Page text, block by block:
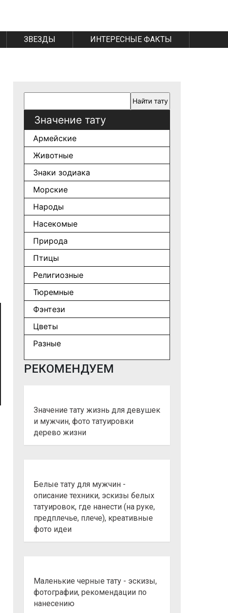
ЗВЕЗДЫ ИНТЕРЕСНЫЕ ФАКТЫ
Значение тату
Армейские
Животные
Знаки зодиака
Морские
Народы
Насекомые
Природа
Птицы
Религиозные
Тюремные
Фэнтези
Цветы
Разные
РЕКОМЕНДУЕМ
Значение тату жизнь для девушек
и мужчин, фото татуировки
дерево жизни
Белые тату для мужчин -
описание техники, эскизы белых
татуировок, где нанести (на руке,
предплечье, плече), креативные
фото идеи
Маленькие черные тату - эскизы,
фотографии, рекомендации по
нанесению